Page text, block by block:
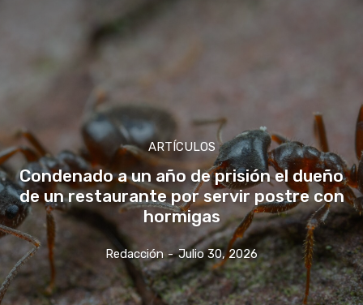
ARTÍCULOS
Condenado a un año de prisión el dueño
de un restaurante por servir postre con
hormigas
Redacción - Julio 30, 2026